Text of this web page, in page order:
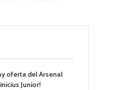
oferta del Arsenal
Junior!